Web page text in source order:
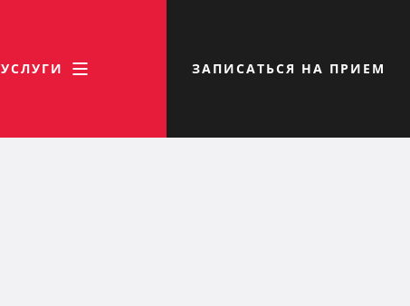
УСЛУГИ ЗАПИСАТЬСЯ НА ПРИЕМ